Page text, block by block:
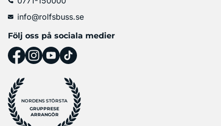
info@rolfsbuss.se
Följ oss på sociala medier
NORDENS STÖRSTA
GRUPPRESE
ARRANGÖR